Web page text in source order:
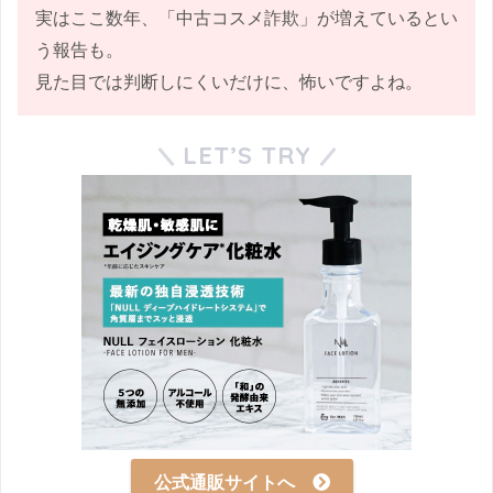
実はここ数年、「中古コスメ詐欺」が増えているとい
う報告も。
見た目では判断しにくいだけに、怖いですよね。
LET’S TRY
公式通販サイトへ